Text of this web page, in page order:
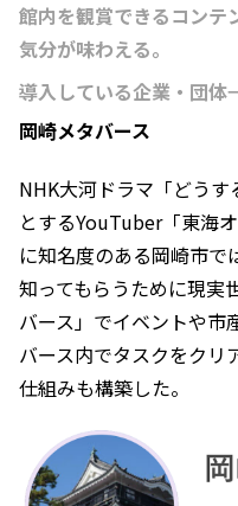
館内を観賞できるコンテ
気分が味わえる。
導入している企業・団
岡崎メタバース
NHK大河ドラマ「どう
とするYouTuber「東海
に知名度のある岡崎市で
知ってもらうために現実
バース」でイベントや市
バース内でタスクをクリ
仕組みも構築した。